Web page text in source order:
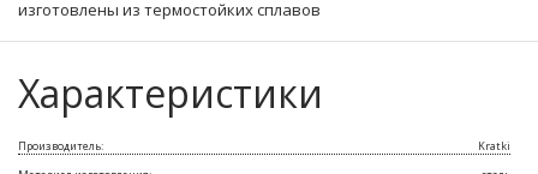
изготовлены из термостойких сплавов
Характеристики
Производитель:
Kratki